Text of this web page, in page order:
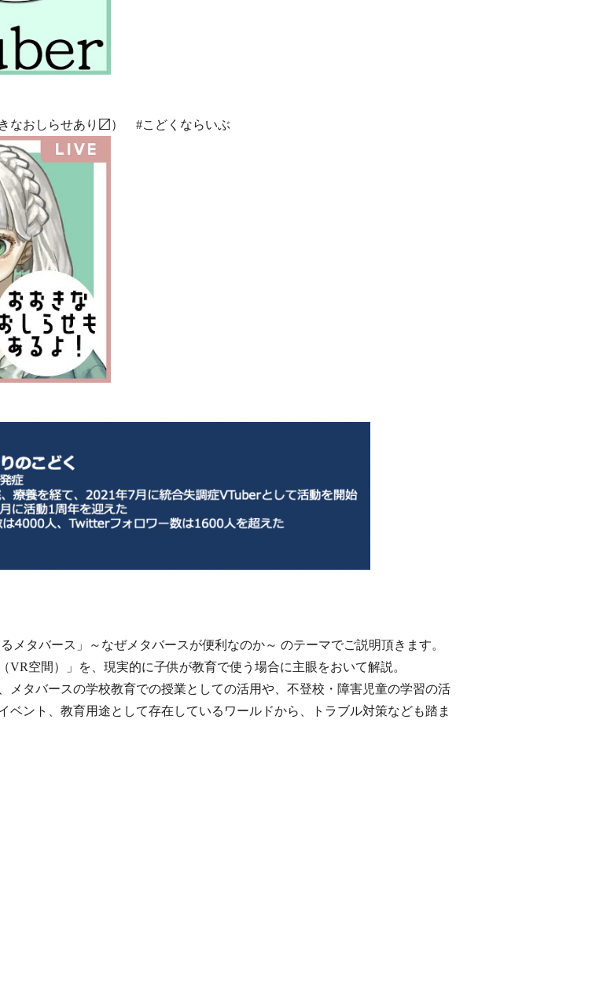
なおしらせあり〼） #こどくならいぶ
メタバース」～なぜメタバースが便利なのか～ のテーマでご説明頂きます。
空間）」を、現実的に子供が教育で使う場合に主眼をおいて解説。
メタバースの学校教育での授業としての活用や、不登校・障害児童の学習の活
ント、教育用途として存在しているワールドから、トラブル対策なども踏ま